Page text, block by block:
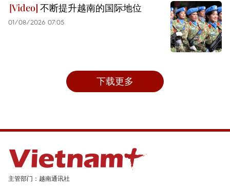
不断提升越南的国际地位
01/08/2026 07:05
下载更多
主管部门：越南通讯社